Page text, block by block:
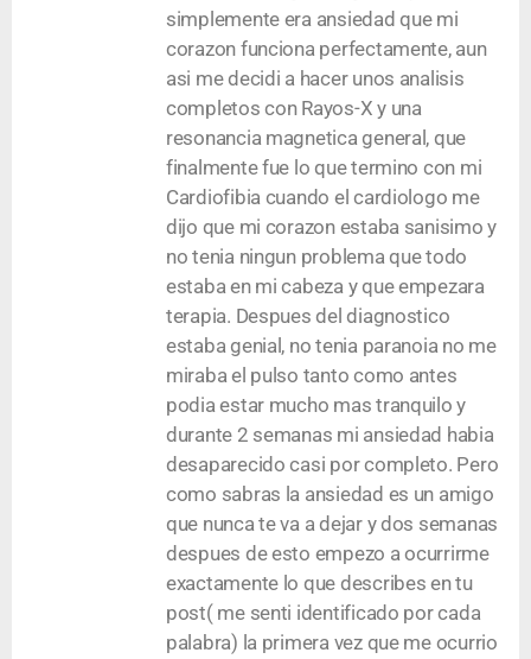
simplemente era ansiedad que mi
corazon funciona perfectamente, aun
asi me decidi a hacer unos analisis
completos con Rayos-X y una
resonancia magnetica general, que
finalmente fue lo que termino con mi
Cardiofibia cuando el cardiologo me
dijo que mi corazon estaba sanisimo y
no tenia ningun problema que todo
estaba en mi cabeza y que empezara
terapia. Despues del diagnostico
estaba genial, no tenia paranoia no me
miraba el pulso tanto como antes
podia estar mucho mas tranquilo y
durante 2 semanas mi ansiedad habia
desaparecido casi por completo. Pero
como sabras la ansiedad es un amigo
que nunca te va a dejar y dos semanas
despues de esto empezo a ocurrirme
exactamente lo que describes en tu
post( me senti identificado por cada
palabra) la primera vez que me ocurrio